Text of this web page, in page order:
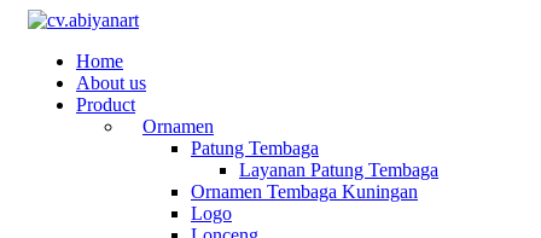
Home
About us
Product
Ornamen
Patung Tembaga
Layanan Patung Tembaga
Ornamen Tembaga Kuningan
Logo